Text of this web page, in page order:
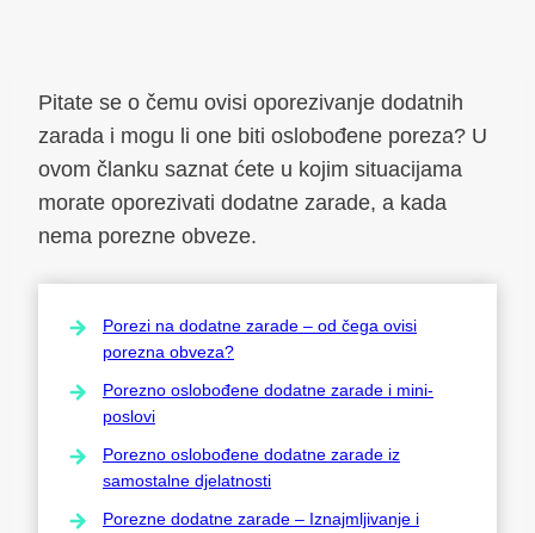
Pitate se o čemu ovisi oporezivanje dodatnih
zarada i mogu li one biti oslobođene poreza? U
ovom članku saznat ćete u kojim situacijama
morate oporezivati dodatne zarade, a kada
nema porezne obveze.
Porezi na dodatne zarade – od čega ovisi
porezna obveza?
Porezno oslobođene dodatne zarade i mini-
poslovi
Porezno oslobođene dodatne zarade iz
samostalne djelatnosti
Porezne dodatne zarade – Iznajmljivanje i